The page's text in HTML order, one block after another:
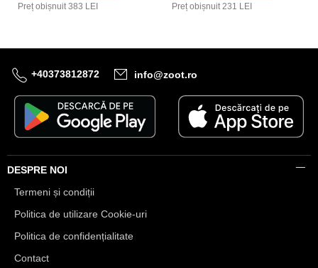
Preț obișnuit 383 LEI Preț obișnuit 231 LEI
+40373812872 info@zoot.ro
DESPRE NOI
Termeni și condiții
Politica de utilizare Cookie-uri
Politica de confidențialitate
Contact